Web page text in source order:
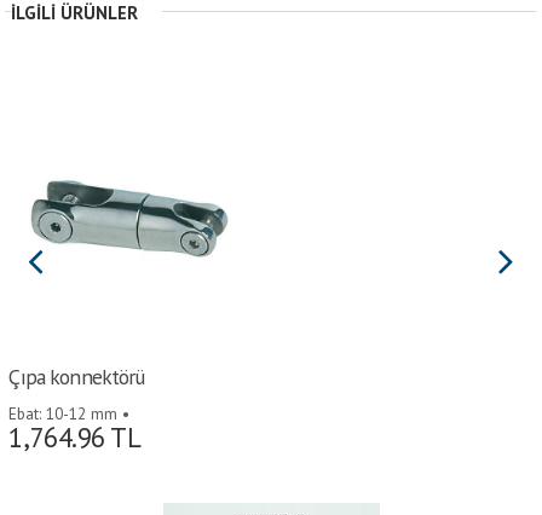
İLGILI ÜRÜNLER
Çıpa konnektörü
Ebat: 10-12 mm •
1,764.96 TL